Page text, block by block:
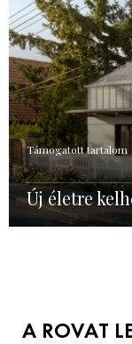
Támogatott tartalom
Új életre
A ROVAT